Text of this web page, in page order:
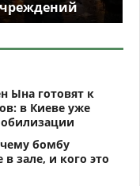
Ына готовят к
в Киеве уже
бомбу
в зале, и кого это